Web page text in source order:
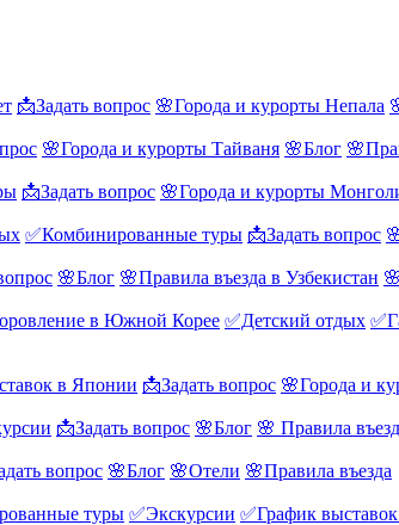
📩Задать вопрос 🌸Города и курорты Непала
🌸Города и курорты Тайваня 🌸Блог
📩Задать вопрос 🌸Города и курорты
✅Комбинированные туры 📩Задать вопрос
🌸Блог 🌸Правила въезда в Узбекистан
в Южной Корее ✅Детский отдых
в Японии 📩Задать вопрос 🌸Города и
📩Задать вопрос 🌸Блог 🌸 Правила
вопрос 🌸Блог 🌸Отели 🌸Правила въезда
туры ✅Экскурсии ✅График